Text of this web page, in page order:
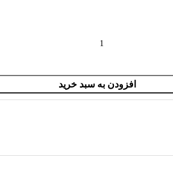
افزودن به سبد خرید